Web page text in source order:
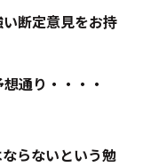
断定意見をお持
通り・・・・
らないという勉